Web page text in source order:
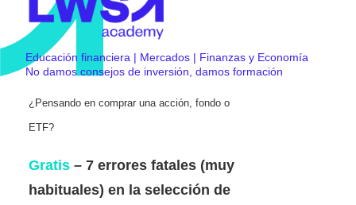
Educación financiera | Mercados | Finanzas y Economía
No damos consejos de inversión, damos formación
¿Pensando en comprar una acción, fondo o
ETF?
Gratis – 7 errores fatales (muy
habituales) en la selección de